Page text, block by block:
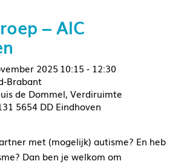
– AIC
2025 10:15 - 12:30
Brabant
de Dommel, Verdiruimte
5654 DD Eindhoven
met (mogelijk) autisme? En heb
Dan ben je welkom om